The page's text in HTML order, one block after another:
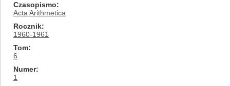
Czasopismo
Acta Arithmetica
Rocznik
1960-1961
Tom
6
Numer
1